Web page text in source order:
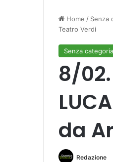
Home / Senza
Teatro Verdi
Senza categoria
8/
da
Redazione